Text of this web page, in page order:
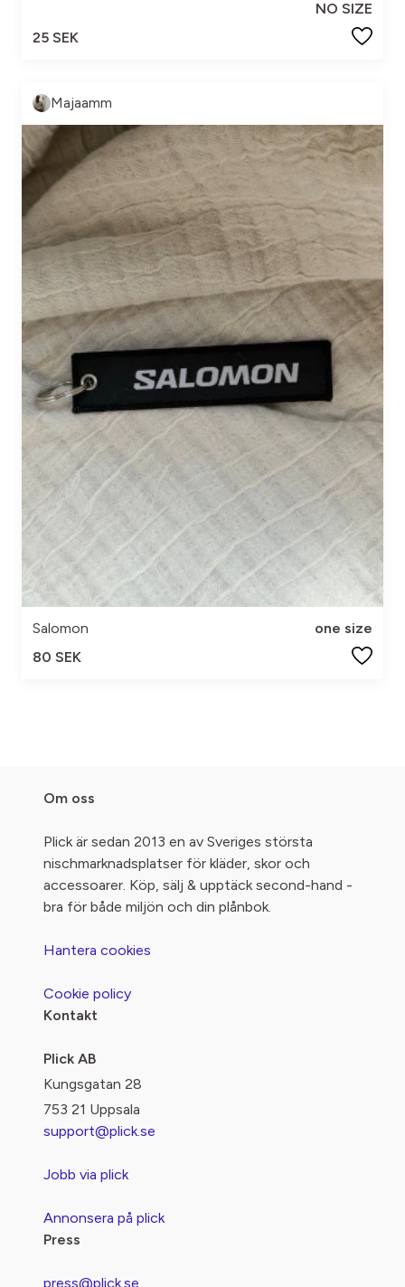
NO SIZE
25 SEK
Majaamm
Salomon
one size
80 SEK
Om oss
Plick är sedan 2013 en av Sveriges största
nischmarknadsplatser för kläder, skor och
accessoarer. Köp, sälj & upptäck second-hand -
bra för både miljön och din plånbok.
Hantera cookies
Cookie policy
Kontakt
Plick AB
Kungsgatan 28
753 21 Uppsala
support@plick.se
Jobb via plick
Annonsera på plick
Press
press@plick.se